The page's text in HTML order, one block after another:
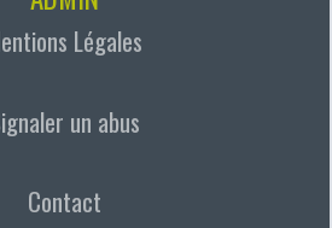
Légales
un abus
Contact